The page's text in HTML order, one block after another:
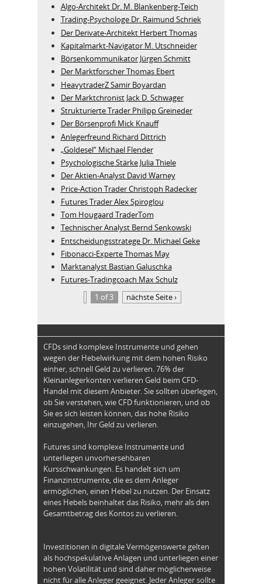
Algo‑Architekt Dr. M. Blankenberg‑Teich
Trading-Psychologe Dr. Raimund Schriek
Der Derivate‑Architekt Herbert Thomas
Kapitalmarkt-Navigator M. Utschneider
Börsenkommunikator Jürgen Schmitt
Der Marktforscher Thomas Ebert
HeavytraderZ Samir Boyardan
Der Marktchronist Jack D. Schwager
Strukturierte Trader Philipp Greineder
Der Börsenprofi Mick Knauff
Anlegerfreund Richard Dittrich
„Goldesel“ Michael Flender
Psychologische Stärke Julia Thiele
Der Aktien-Analyst David Warney
Price-Action Trader Christoph Radecker
Futures Trader Alex Spiroglou
Tom Hougaard TraderTom
Technischer Analyst Bernd Senkowski
Entscheidungsstratege Dr. Michael Geke
Fibonacci-Experte Thomas May
Marktanalyst Bastian Galuschka
Futures-Tradingcoach Max Schulz
1 of 3
nächste Seite ›
CFDs sind komplexe Instrumente und gehen
wegen der Hebelwirkung mit dem hohen Risiko
einher, schnell Geld zu verlieren. 76% der
Kleinanlegerkonten verlieren Geld beim CFD-
Handel mit diesem Anbieter. Sie sollten überlegen,
ob Sie verstehen, wie CFD funktionieren, und ob
Sie es sich leisten können, das hohe Risiko
einzugehen, Ihr Geld zu verlieren.
Futures sind komplexe Instrumente und
unterliegen unvorhersehbaren
Kursschwankungen. Es handelt sich um
Finanzinstrumente, die es dem Anleger
ermöglichen, einen Hebel zu nutzen. Der Einsatz
eines Hebels beinhaltet das Risiko, mehr als den
Gesamtbetrag des Kontos zu verlieren.
Investitionen in digitale Vermögenswerte gelten
als hochspekulative Anlagen und unterliegen einer
hohen Volatilität und sind daher möglicherweise
nicht für alle Anleger geeignet. Jeder Anleger sollte